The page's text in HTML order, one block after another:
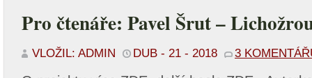
Pro čtenáře: Pavel Šrut –
VLOŽIL: ADMIN DUB - 21 - 2018 3